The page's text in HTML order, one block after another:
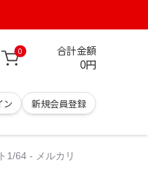
0 合計金額
0円
ン 新規会員登録
1/64 - メルカリ